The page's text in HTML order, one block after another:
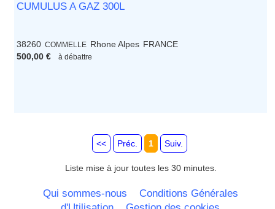
CUMULUS A GAZ 300L
38260 COMMELLE Rhone Alpes FRANCE
500,00 €
à débattre
<< Préc. 1 Suiv.
Liste mise à jour toutes les 30 minutes.
Qui sommes-nous
Conditions Générales